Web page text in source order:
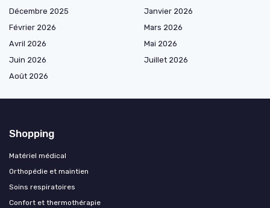
Décembre 2025
Janvier 2026
Février 2026
Mars 2026
Avril 2026
Mai 2026
Juin 2026
Juillet 2026
Août 2026
Shopping
Matériel médical
Orthopédie et maintien
Soins respiratoires
Confort et thermothérapie